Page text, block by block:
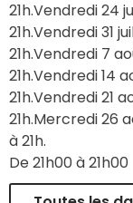
21h.Vendredi 24
21h.Vendredi 31
21h.Vendredi 7
21h.Vendredi 14
21h.Vendredi 21
21h.Mercredi 26
à 21h.
De 21h00 à 21h00